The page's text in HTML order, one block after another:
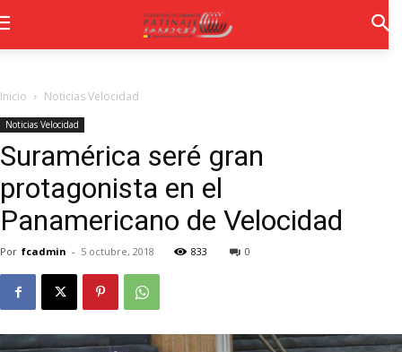
Inicio Noticias Velocidad
Noticias Velocidad
Suramérica seré gran
protagonista en el
Panamericano de Velocidad
Por fcadmin - 5 octubre, 2018 833 0